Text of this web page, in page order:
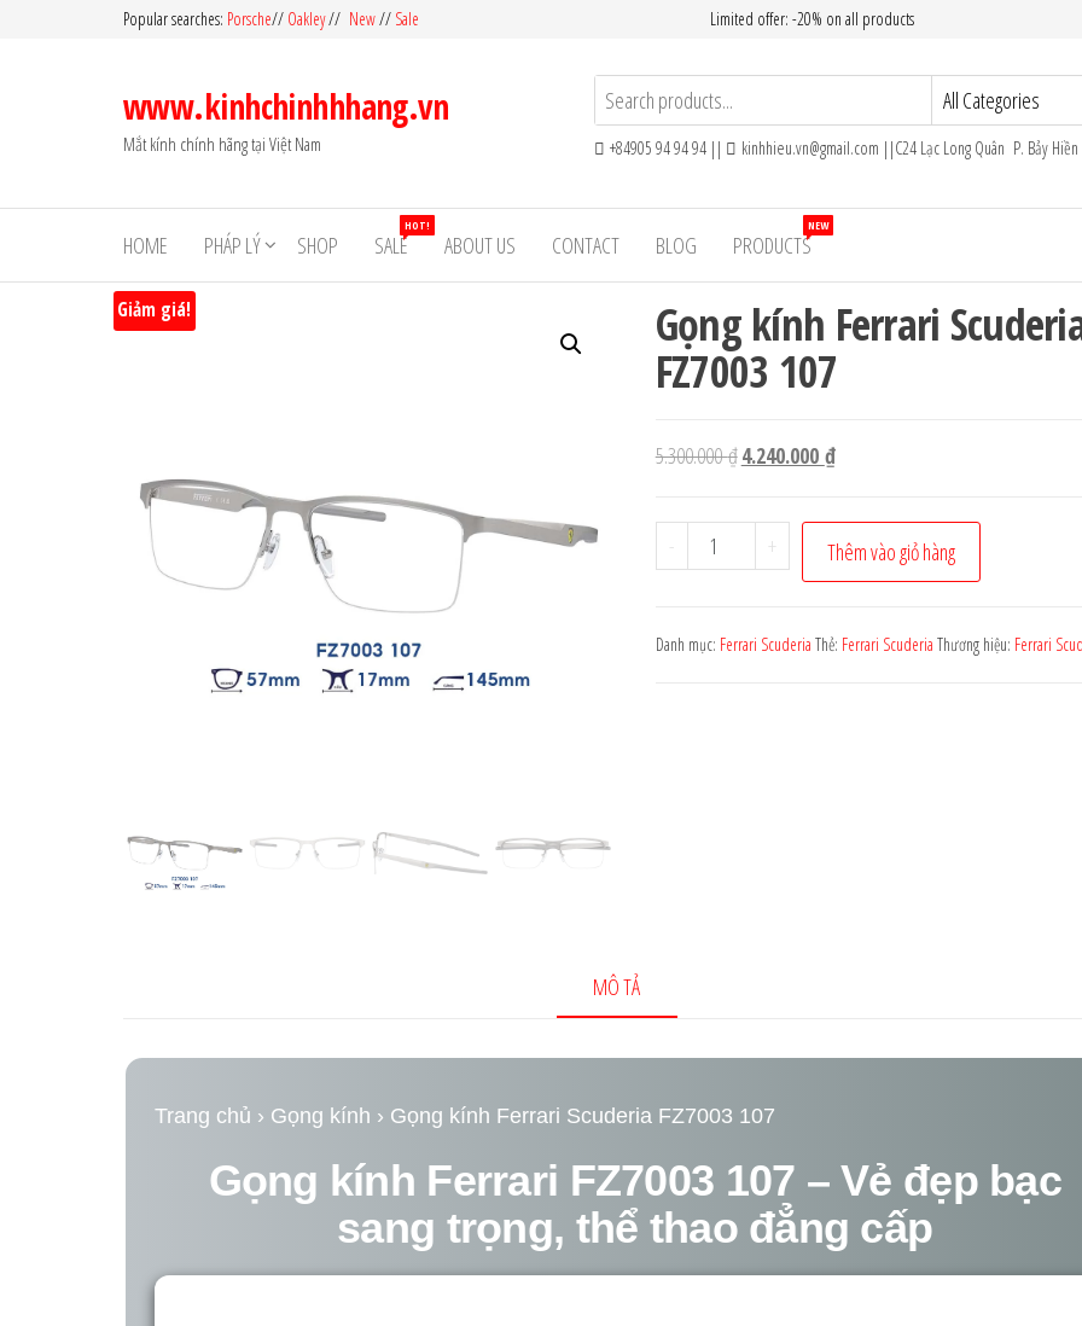
Popular searches: Porsche// Oakley// New// Sale Limited offer: -20% on all products
www.kinhchinhhhang.vn
Mắt kính chính hãng tại Việt Nam +84905 94 94 94 || kinhhieu.vn@gmail.com ||C24 Lạc Long Quân P. Bảy Hiền
HOME PHÁP LÝ SHOP SALE
HOT!
ABOUT US CONTACT BLOG PRODUCTS
NEW
Giảm giá! Gọng kính Ferrari
FZ7003 107
5.300.000₫Giá
là:
5.300.000 ₫.
4.240.000 ₫Giá
tại
là:
4.240.000 ₫.
-
Gọng
kính
Scuderia
+ Thêm vào giỏ hàng
Danh mục: Ferrari Scuderia Thẻ: Ferrari Scuderia Thương hiệu: Ferrari
MÔ TẢ
Trang chủ › Gọng kính › Gọng kính Ferrari Scuderia FZ7003 107
Gọng kính Ferrari FZ7003 107 – Vẻ đẹp bạc
sang trọng, thể thao đẳng cấp